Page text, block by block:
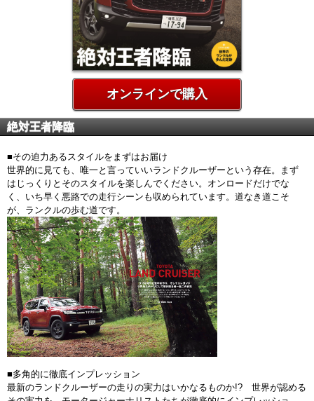
オンラインで購入
絶対王者降臨
■その迫力あるスタイルをまずはお届け
世界的に見ても、唯一と言っていいランドクルーザーという存在。まず
はじっくりとそのスタイルを楽しんでください。オンロードだけでな
く、いち早く悪路での走行シーンも収められています。道なき道こそ
が、ランクルの歩む道です。
■多角的に徹底インプレッション
最新のランドクルーザーの走りの実力はいかなるものか!? 世界が認める